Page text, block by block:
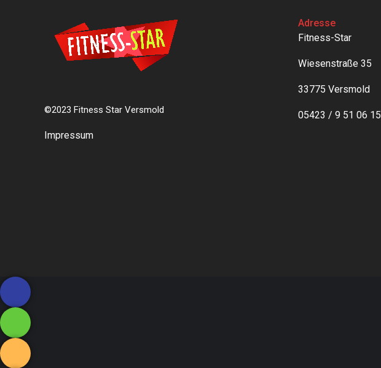
©2023 Fitness Star Versmold
Impressum
Adresse
Fitness-Star
Wiesenstraße 35
33775 Versmold
05423 / 9 51 06 15